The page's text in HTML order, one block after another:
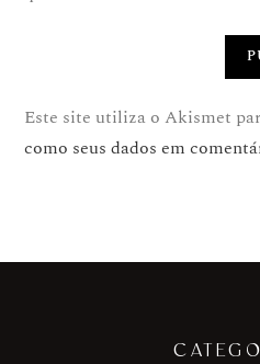
Este site utiliza o Akismet
como seus dados em